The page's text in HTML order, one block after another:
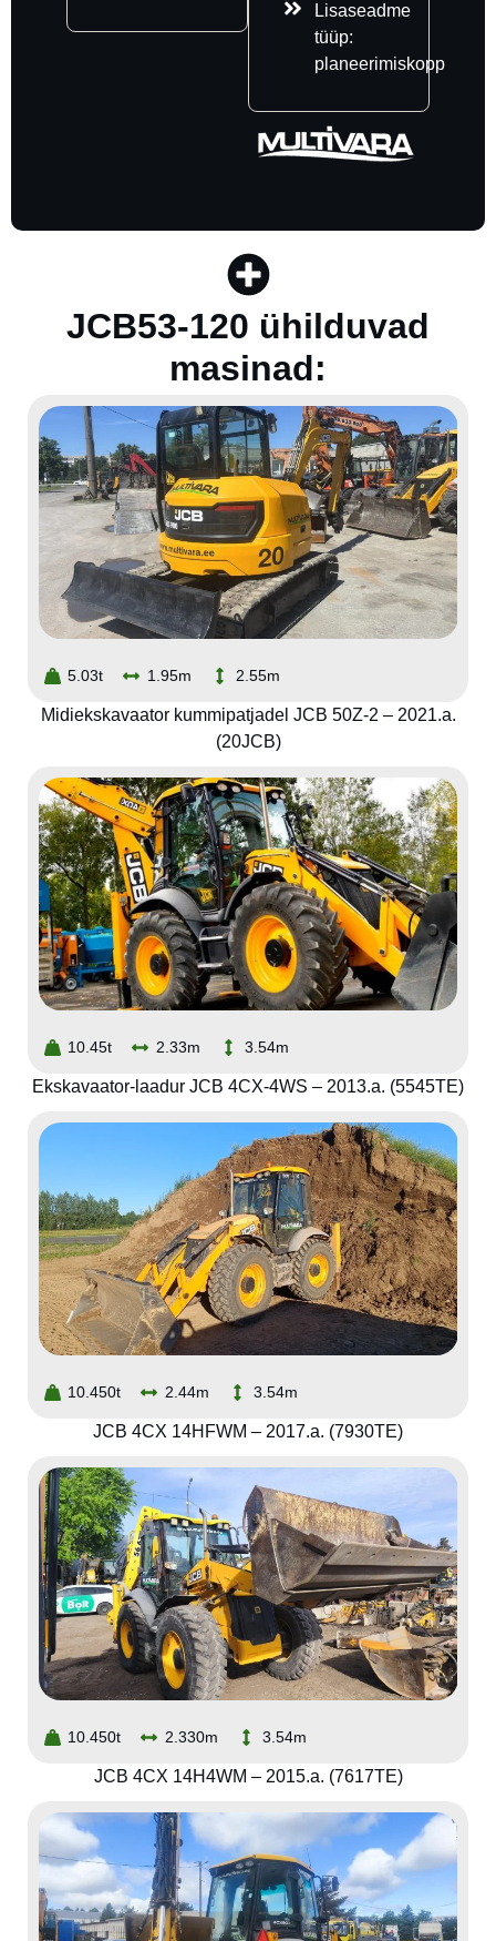
Lisaseadme
tüüp:
planeerimiskopp
JCB53-120 ühilduvad
masinad:
5.03t 1.95m 2.55m
Midiekskavaator kummipatjadel JCB 50Z-2 – 2021.a.
(20JCB)
10.45t 2.33m 3.54m
Ekskavaator-laadur JCB 4CX-4WS – 2013.a. (5545TE)
10.450t 2.44m 3.54m
JCB 4CX 14HFWM – 2017.a. (7930TE)
10.450t 2.330m 3.54m
JCB 4CX 14H4WM – 2015.a. (7617TE)